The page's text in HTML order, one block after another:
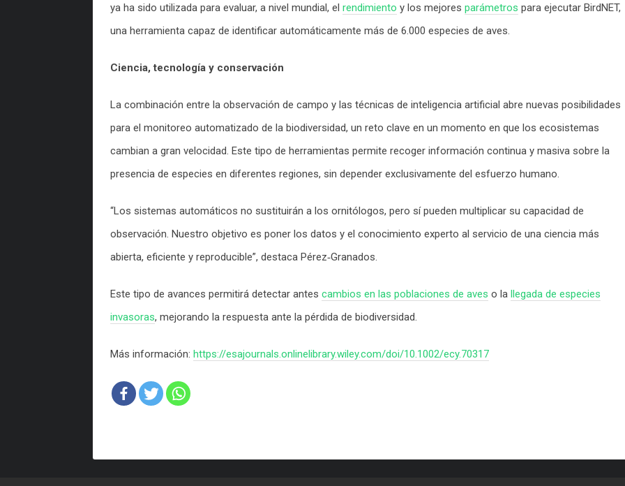
ya ha sido utilizada para evaluar, a nivel mundial, el rendimiento y los mejores parámetros para ejecutar BirdNET,
una herramienta capaz de identificar automáticamente más de 6.000 especies de aves.
Ciencia, tecnología y conservación
La combinación entre la observación de campo y las técnicas de inteligencia artificial abre nuevas posibilidades
para el monitoreo automatizado de la biodiversidad, un reto clave en un momento en que los ecosistemas
cambian a gran velocidad. Este tipo de herramientas permite recoger información continua y masiva sobre la
presencia de especies en diferentes regiones, sin depender exclusivamente del esfuerzo humano.
“Los sistemas automáticos no sustituirán a los ornitólogos, pero sí pueden multiplicar su capacidad de
observación. Nuestro objetivo es poner los datos y el conocimiento experto al servicio de una ciencia más
abierta, eficiente y reproducible”, destaca Pérez‑Granados.
Este tipo de avances permitirá detectar antes cambios en las poblaciones de aves o la llegada de especies
invasoras, mejorando la respuesta ante la pérdida de biodiversidad.
Más información: https://esajournals.onlinelibrary.wiley.com/doi/10.1002/ecy.70317